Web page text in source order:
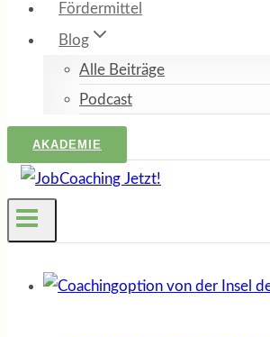
Fördermittel
Blog
Alle Beiträge
Podcast
AKADEMIE